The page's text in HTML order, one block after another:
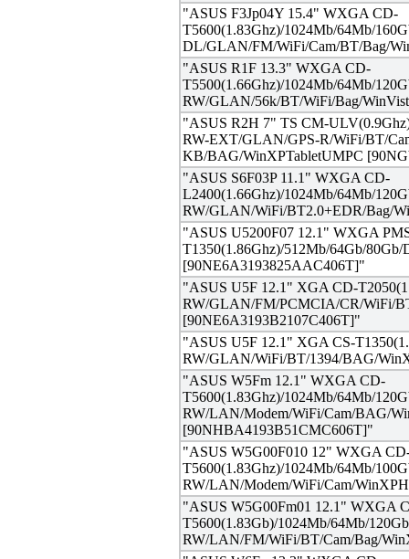
"ASUS F3Jp04Y 15.4" WXGA CD-
T5600(1.83Ghz)/1024Mb/64Mb/
DL/GLAN/FM/WiFi/Cam/BT/Bag/
"ASUS R1F 13.3" WXGA CD-
T5500(1.66Ghz)/1024Mb/64Mb/
RW/GLAN/56k/BT/WiFi/Bag/
"ASUS R2H 7" TS CM-
RW-EXT/GLAN/GPS-R/WiFi/BT/
KB/BAG/WinXPTabletUMPC
"ASUS S6F03P 11.1" WXGA CD-
L2400(1.66Ghz)/1024Mb/64Mb/
RW/GLAN/WiFi/BT2.0+EDR/Bag/
"ASUS U5200F07 12.1" WXGA
T1350(1.86Ghz)/512Mb/64Gb/
[90NE6A3193825AAC406T]"
"ASUS U5F 12.1" XGA CD-
RW/GLAN/FM/PCMCIA/CR/WiFi/
[90NE6A3193B2107C406T]"
"ASUS U5F 12.1" XGA CS-
RW/GLAN/WiFi/BT/1394/BAG/
"ASUS W5Fm 12.1" WXGA CD-
T5600(1.83Ghz)/1024Mb/64Mb/
RW/LAN/Modem/WiFi/Cam/BAG/
[90NHBA4193B51CMC606T]"
"ASUS W5G00F010 12" WXGA
T5600(1.83Ghz)/1024Mb/64Mb/
RW/LAN/Modem/WiFi/Cam/
"ASUS W5G00Fm01 12.1" WXGA
T5600(1.83Gb)/1024Mb/64Mb/
RW/LAN/FM/WiFi/BT/Cam/Bag/